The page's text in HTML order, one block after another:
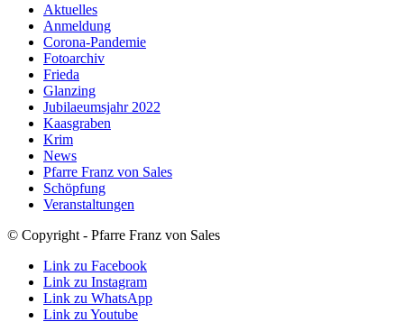
Aktuelles
Anmeldung
Corona-Pandemie
Fotoarchiv
Frieda
Glanzing
Jubilaeumsjahr 2022
Kaasgraben
Krim
News
Pfarre Franz von Sales
Schöpfung
Veranstaltungen
© Copyright - Pfarre Franz von Sales
Link zu Facebook
Link zu Instagram
Link zu WhatsApp
Link zu Youtube